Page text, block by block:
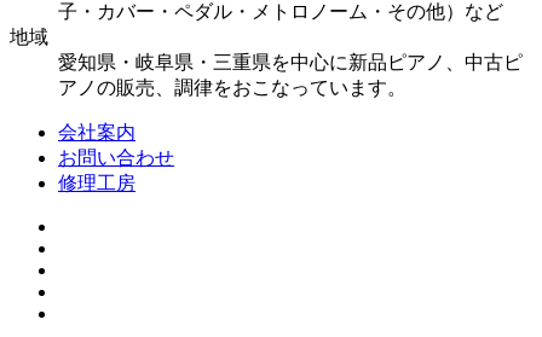
子・カバー・ペダル・メトロノーム・その他）など
地域
愛知県・岐阜県・三重県を中心に新品ピアノ、中古ピ
アノの販売、調律をおこなっています。
会社案内
お問い合わせ
修理工房